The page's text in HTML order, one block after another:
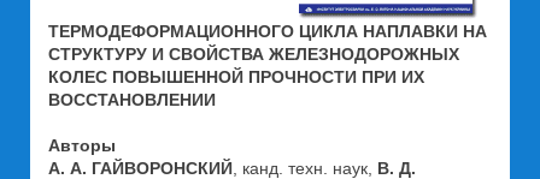
ТЕРМОДЕФОРМАЦИОННОГО ЦИКЛА НАПЛАВКИ НА
СТРУКТУРУ И СВОЙСТВА ЖЕЛЕЗНОДОРОЖНЫХ
КОЛЕС ПОВЫШЕННОЙ ПРОЧНОСТИ ПРИ ИХ
ВОССТАНОВЛЕНИИ
Авторы
А. А. ГАЙВОРОНСКИЙ , канд. техн. наук, В. Д.